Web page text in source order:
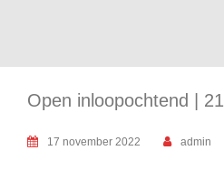
Open inloopochtend |
17 november 2022 admin